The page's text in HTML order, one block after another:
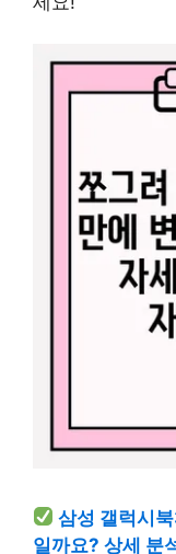
삼성 갤럭시
일까요? 상세 분